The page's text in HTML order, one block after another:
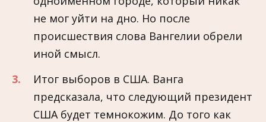
не мог уйти на дно. Но после
происшествия слова Вангелии обрели
иной смысл.
Итог выборов в США. Ванга
предсказала, что следующий президент
США будет темнокожим. До того как